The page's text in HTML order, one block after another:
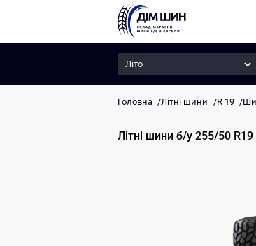
Сезон
Головна /Літні шини /R 19 /
Літні шини б/у 255/50 R19